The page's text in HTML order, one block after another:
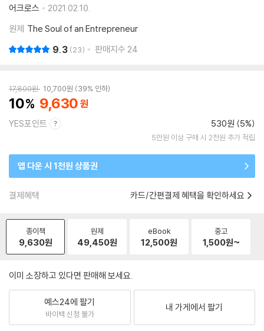
어크로스
2021.02.10.
원제 The Soul of an Entrepreneur
9.3 23 판매지수 24
17,800원 10,700원 39% 인하
10 9,630
YES포인트 530원 (5%)
5만원 이상 구매 시 2천원 추가 적립
앱 다운 시 1천원 상품권
결제혜택 카드/간편결제 혜택을 확인하세요
종이책
9,630원
원제
49,450원
eBook
12,500원
중고
1,500원~
이미 소장하고 있다면 판매해 보세요.
예스24에 팔기
바이백 신청 불가
내 가게에서 팔기